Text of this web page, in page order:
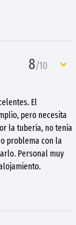
8/10
El
pero necesita
la tubería, no tenía
problema con la
Personal muy